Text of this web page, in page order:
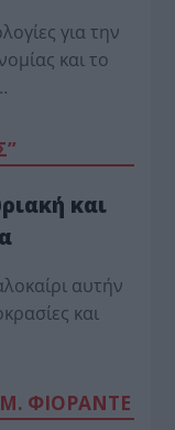
για την
και το
και
αυτήν
και
ΦΙΟΡΆΝΤΕ